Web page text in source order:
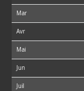
Mar
Avr
Mai
Jun
Juil